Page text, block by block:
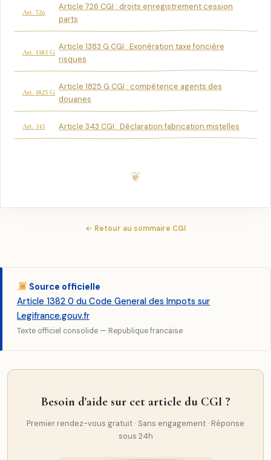
Art. 726
Article 726 CGI : droits enregistrement cession
parts
Art. 1383 G
Article 1383 G CGI : Exonération taxe foncière
risques
Art. 1825 G
Article 1825 G CGI : compétence agents des
douanes
Art. 343 Article 343 CGI : Déclaration fabrication mistelles
← Retour au sommaire CGI
Source officielle
Article 1382 0 du Code General des Impots sur
Legifrance.gouv.fr
Texte officiel consolide — Republique francaise
Besoin d'aide sur cet article du CGI ?
Premier rendez-vous gratuit · Sans engagement · Réponse
sous 24h